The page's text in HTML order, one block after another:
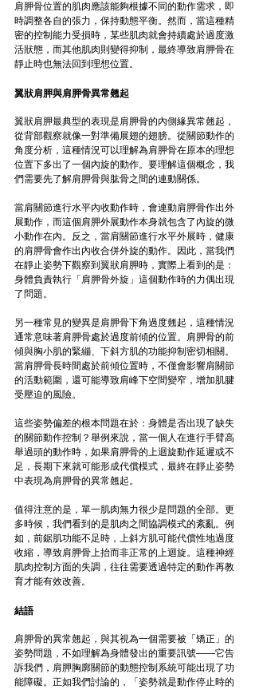
肩胛骨位置的肌肉應該能夠根據不同的動作需求，即
時調整各自的張力，保持動態平衡。然而，當這種精
密的控制能力受損時，某些肌肉就會持續處於過度激
活狀態，而其他肌肉則變得抑制，最終導致肩胛骨在
靜止時也無法回到理想位置。
翼狀肩胛與肩胛骨異常翹起
翼狀肩胛最典型的表現是肩胛骨的內側緣異常翹起，
從背部觀察就像一對準備展翅的翅膀。從關節動作的
角度分析，這種情況可以理解為肩胛骨在原本的理想
位置下多出了一個內旋的動作。要理解這個概念，我
們需要先了解肩胛骨與肱骨之間的連動關係。
當肩關節進行水平內收動作時，會連動肩胛骨作出外
展動作，而這個肩胛外展動作本身就包含了內旋的微
小動作在內。反之，當肩關節進行水平外展時，健康
的肩胛骨會作出內收合併外旋的動作。因此，當我們
在靜止姿勢下觀察到翼狀肩胛時，實際上看到的是：
身體負責執行「肩胛骨外旋」這個動作時的力偶出現
了問題。
另一種常見的變異是肩胛骨下角過度翹起，這種情況
通常意味著肩胛骨處於過度前傾的位置。肩胛骨的前
傾與胸小肌的緊繃、下斜方肌的功能抑制密切相關。
當肩胛骨長時間處於前傾位置時，不僅會影響肩關節
的活動範圍，還可能導致肩峰下空間變窄，增加肌腱
受壓迫的風險。
這些姿勢偏差的根本問題在於：身體是否出現了缺失
的關節動作控制？舉例來說，當一個人在進行手臂高
舉過頭的動作時，如果肩胛骨的上迴旋動作延遲或不
足，長期下來就可能形成代償模式，最終在靜止姿勢
中表現為肩胛骨的異常翹起。
值得注意的是，單一肌肉無力很少是問題的全部。更
多時候，我們看到的是肌肉之間協調模式的紊亂。例
如，前鋸肌功能不足時，上斜方肌可能代償性地過度
收縮，導致肩胛骨上抬而非正常的上迴旋。這種神經
肌肉控制方面的失調，往往需要透過特定的動作再教
育才能有效改善。
結語
肩胛骨的異常翹起，與其視為一個需要被「矯正」的
姿勢問題，不如理解為身體發出的重要訊號——它告
訴我們，肩胛胸廓關節的動態控制系統可能出現了功
能障礙。正如我們討論的，「姿勢就是動作停止時的